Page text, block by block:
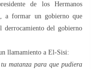
de los Hermanos
a formar un gobierno que
derrocamiento del gobierno
llamamiento a El-Sisi:
matanza para que pudiera